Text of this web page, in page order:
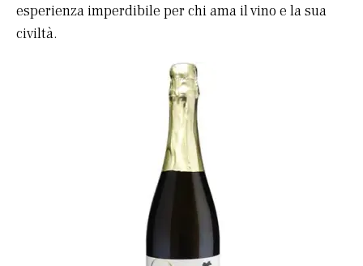
esperienza imperdibile per chi ama il vino e la sua
civiltà.